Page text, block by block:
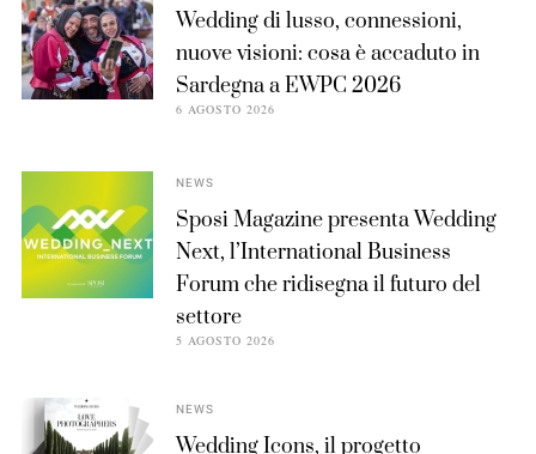
Wedding di lusso, connessioni,
nuove visioni: cosa è accaduto in
Sardegna a EWPC 2026
6 AGOSTO 2026
NEWS
Sposi Magazine presenta Wedding
Next, l’International Business
Forum che ridisegna il futuro del
settore
5 AGOSTO 2026
NEWS
Wedding Icons, il progetto